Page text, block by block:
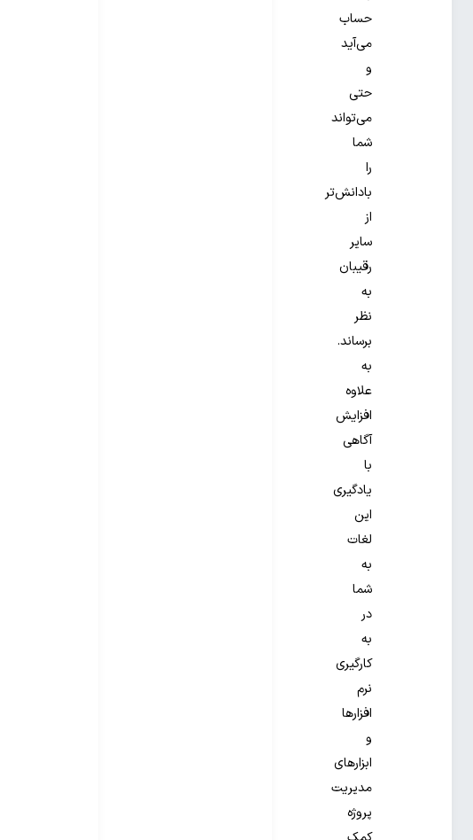
حساب
می‌آید
و
حتی
می‌تواند
شما
را
بادانش‌تر
از
سایر
رقیبان
به
نظر
برساند.
به
علاوه
افزایش
آگاهی
با
یادگیری
این
لغات
به
شما
در
به
کارگیری
نرم
افزار‌ها
و
ابزارهای
مدیریت
پروژه